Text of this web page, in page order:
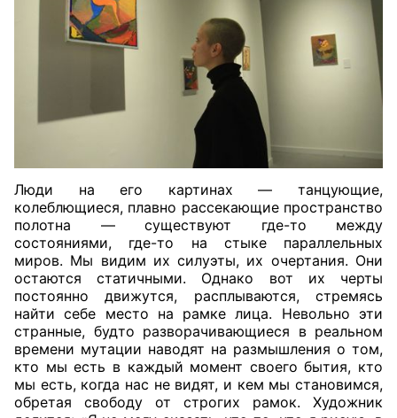
Люди на его картинах — танцующие,
колеблющиеся, плавно рассекающие пространство
полотна — существуют где-то между
состояниями, где-то на стыке параллельных
миров. Мы видим их силуэты, их очертания. Они
остаются статичными. Однако вот их черты
постоянно движутся, расплываются, стремясь
найти себе место на рамке лица. Невольно эти
странные, будто разворачивающиеся в реальном
времени мутации наводят на размышления о том,
кто мы есть в каждый момент своего бытия, кто
мы есть, когда нас не видят, и кем мы становимся,
обретая свободу от строгих рамок. Художник